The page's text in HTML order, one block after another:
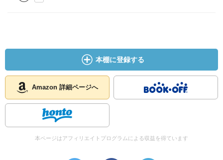
本棚に登録する
Amazon 詳細ページへ
本ページはアフィリエイトプログラムによる収益を得ています